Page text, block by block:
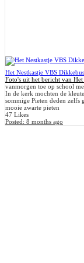
Het Nestkastje VBS Dikkebus
Foto's uit het bericht van
vanmorgen toe op school
In de kerk mochten de
sommige Pieten deden zelfs
mooie zwarte pieten
47 Likes
Posted: 8 months ago